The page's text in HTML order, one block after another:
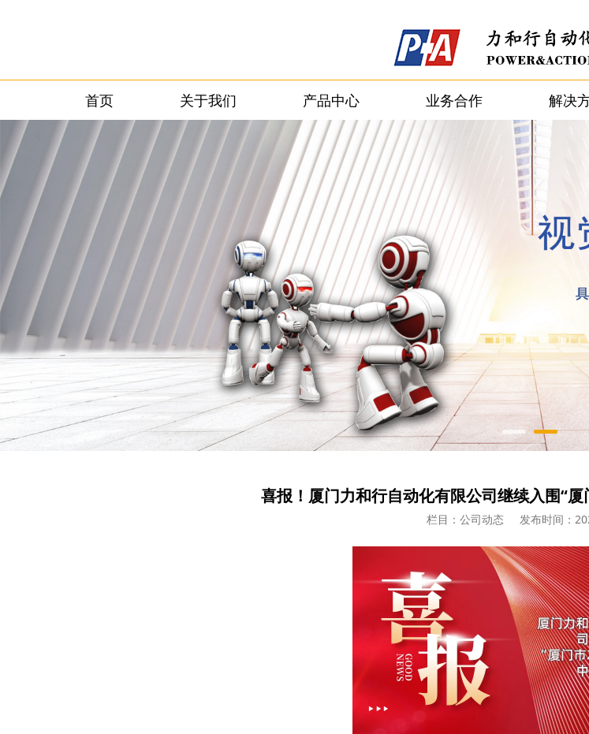
首页 关于我们 产品中心 业务合作 解决
喜报！厦门力和行自动化有限公司继续入围“
栏目：公司动态 发布时间：